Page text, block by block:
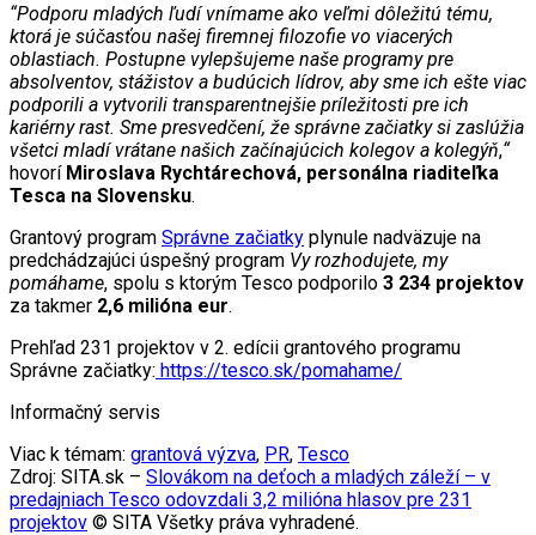
“Podporu mladých ľudí vnímame ako veľmi dôležitú tému,
ktorá je súčasťou našej firemnej filozofie vo viacerých
oblastiach. Postupne vylepšujeme naše programy pre
absolventov, stážistov a budúcich lídrov, aby sme ich ešte viac
podporili a vytvorili transparentnejšie príležitosti pre ich
kariérny rast. Sme presvedčení, že správne začiatky si zaslúžia
všetci mladí vrátane našich začínajúcich kolegov a kolegýň,“
hovorí Miroslava Rychtárechová, personálna riaditeľka
Tesca na Slovensku.
Grantový program Správne začiatky plynule nadväzuje na
predchádzajúci úspešný program Vy rozhodujete, my
pomáhame, spolu s ktorým Tesco podporilo 3 234 projektov
za takmer 2,6 milióna eur.
Prehľad 231 projektov v 2. edícii grantového programu
Správne začiatky: https://tesco.sk/pomahame/
Informačný servis
Viac k témam: grantová výzva, PR, Tesco
Zdroj: SITA.sk – Slovákom na deťoch a mladých záleží – v
predajniach Tesco odovzdali 3,2 milióna hlasov pre 231
projektov © SITA Všetky práva vyhradené.